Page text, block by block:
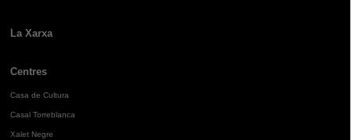
La Xarxa
Centres
Casa de Cultura
Casal Torreblanca
Xalet Negre